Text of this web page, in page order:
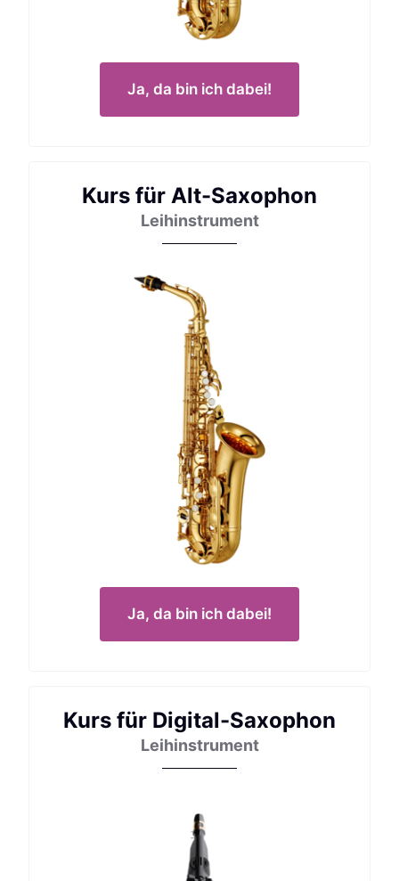
Ja, da bin ich dabei!
Kurs für Alt-Saxophon
Leihinstrument
Ja, da bin ich dabei!
Kurs für Digital-Saxophon
Leihinstrument